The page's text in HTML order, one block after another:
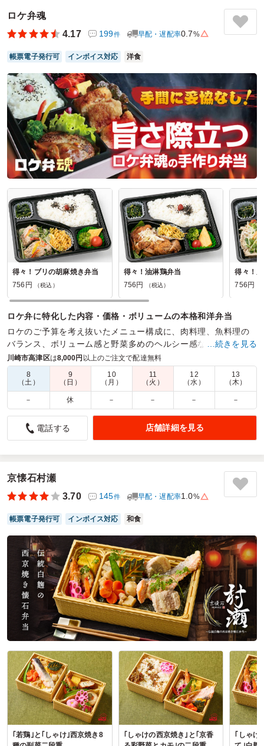
リエーションに富んでいるこちらを利用することになりまし
た。持ち帰りもしやすいパッケージで良かったです。
ご利用シーン： ロケ・撮影›スタジオ撮影
東京都港区南青山2026/08/05
ソミーズデリの口コミをもっと見る
ロケ弁魂
4.17
199件 早配・遅配率0.7%
帳票電子発行可 インボイス対応 洋食
得々！ブリの胡麻焼き弁当
756円
（税込）
得々！油淋鶏弁当
756円
（税込）
得々！
756円
ロケ弁に特化した内容・価格・ボリュームの本格和洋弁当
ロケのご予算を考え抜いたメニュー構成に、肉料理、魚料理の
バランス、ボリューム感と野菜多めのヘルシー感など業界で求
められていた理想のお弁当を実現しました。
商品数： 締切日時： 1日前15:00 価格帯：
756円～1,200円
配達時間：
9:00～19:00
送料込みで良心的な金額に感謝！
4.0
た。
また、リピートしたいと考えております！
一点、お願いとしてメニューをもう少し増やしてほしいと感
特に、女性向けのメニューもお願い致します！
是非、ご検討をお願いします！
ご利用シーン：会議・セミナー›研修
参加者の年齢：20代～30代男女比：女性多め
神奈川県川崎市高津区溝口2024/08/15
ロケ弁魂の口コミをもっと見る
…続きを見る
川崎市高津区は8,000円 以上のご注文で配達無料
8
（土）
9
（日）
10
（月）
11
（火）
12
（水）
13
（木）
－ 休 － － － －
電話する 店舗詳細を見る
京懐石村瀬
3.70
145件 早配・遅配率1.0%
帳票電子発行可 インボイス対応 和食
｢若鶏｣と｢しゃけ｣西京焼き8
｢しゃけの西京焼き｣と｢京香
｢しゃけ